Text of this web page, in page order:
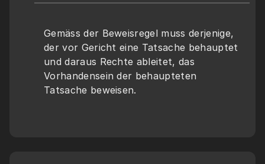
Gemäss der Beweisregel muss derjenige,
der vor Gericht eine Tatsache behauptet
und daraus Rechte ableitet, das
Vorhandensein der behaupteten
Tatsache beweisen.